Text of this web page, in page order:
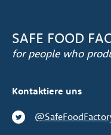
SAFE FOOD
for people who
Kontaktiere uns